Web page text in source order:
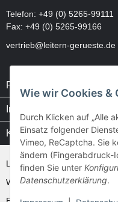
Telefon: +49 (0) 5265-99111
Fax: +49 (0) 5265-99166
vertrieb@leitern-gerueste.de
Rechtliches
Informationen
Kataloge / Videos
Layher Videos und
WAKÜ
Wie wir Cookies &
Durch Klicken auf „Alle
Einsatz folgender
Vimeo, ReCaptcha. Sie
ändern (Fingerabdruck-
finden Sie unter
Datenschutzerklärung.